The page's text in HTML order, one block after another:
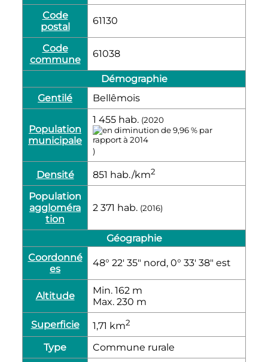
Code
postal
61130
Code
commune
61038
Démographie
Gentilé
Bellêmois
Population
municipale
1 455 hab. (2020
)
Densité 851 hab./km2
Population
aggloméra
tion
2 371 hab. (2016)
Géographie
Coordonné
es
48° 22′ 35″ nord, 0° 33′ 38″ est
Altitude Min. 162 m
Max. 230 m
Superficie
1,71 km2
Type
Commune rurale